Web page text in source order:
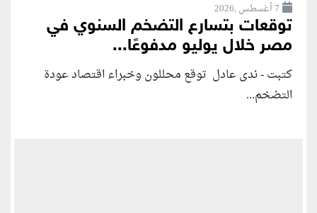
7 أغسطس ,2026
توقعات بتسارع التضخم السنوي في
مصر خلال يوليو مدفوعًا...
كتبت - ندى عادل توقع محللون وخبراء اقتصاد عودة
التضخم...